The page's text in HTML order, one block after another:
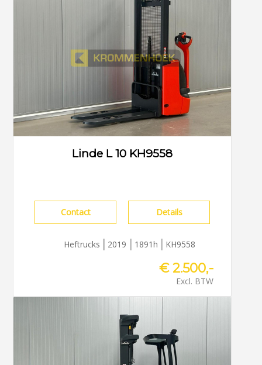
Linde L 10 KH9558
Contact Details
Heftrucks 2019 1891h KH9558
€ 2.500,-
Excl. BTW